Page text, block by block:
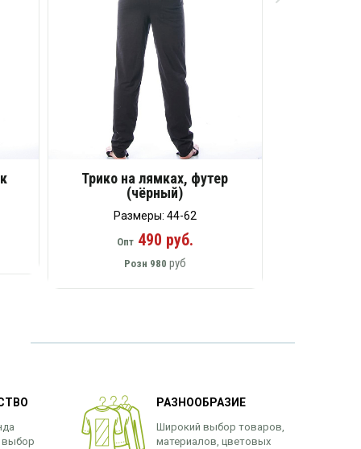
Трико на лямках, футер
(чёрный)
Размеры: 44-62
Опт490 руб.
Розн 980 руб
выбор
РАЗНООБРАЗИЕ
Широкий выбор товаров,
материалов, цветовых